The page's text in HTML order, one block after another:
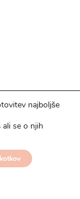
najboljše
se o njih